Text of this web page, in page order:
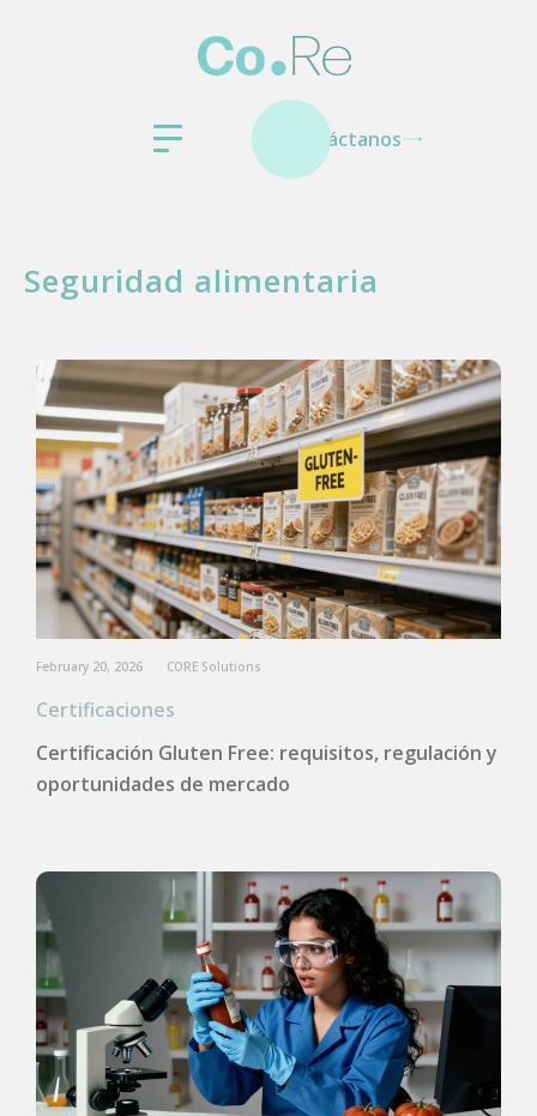
Contáctanos
Seguridad alimentaria
February 20, 2026 CORE Solutions
Certificaciones
Certificación Gluten Free: requisitos, regulación y
oportunidades de mercado